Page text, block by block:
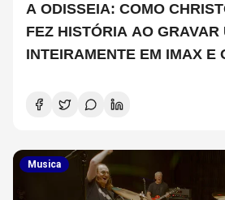
A ODISSEIA: COMO
FEZ HISTÓRIA AO GRAVAR
INTEIRAMENTE EM IMAX E
Musica